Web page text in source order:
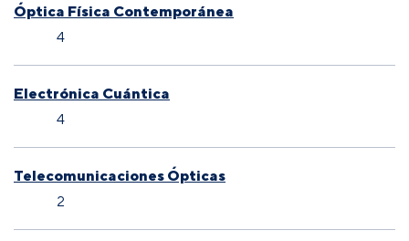
Óptica Física Contemporánea
4
Electrónica Cuántica
4
Telecomunicaciones Ópticas
2